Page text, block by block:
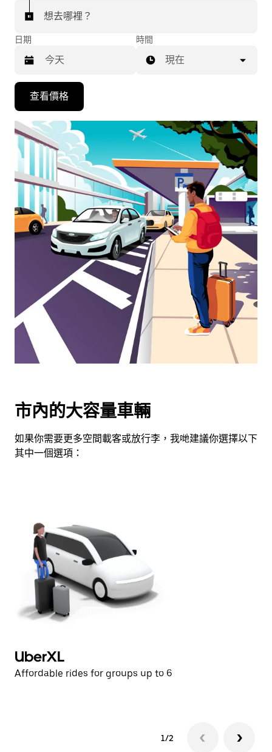
想去哪裡？
日期
下
向
下
箭
鍵，
即
可
用
擇
日
期。
鈕
可
關
時間
現在
查看價格
市內的大容量車輛
如果你需要更多空間載客或放行李，我哋建議你選擇以下
其中一個選項：
UberXL
Affordable rides for groups up to 6
1/2